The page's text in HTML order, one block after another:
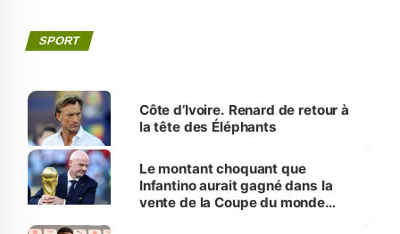
SPORT
Côte d’Ivoire. Renard de retour à
la tête des Éléphants
Le montant choquant que
Infantino aurait gagné dans la
vente de la Coupe du monde